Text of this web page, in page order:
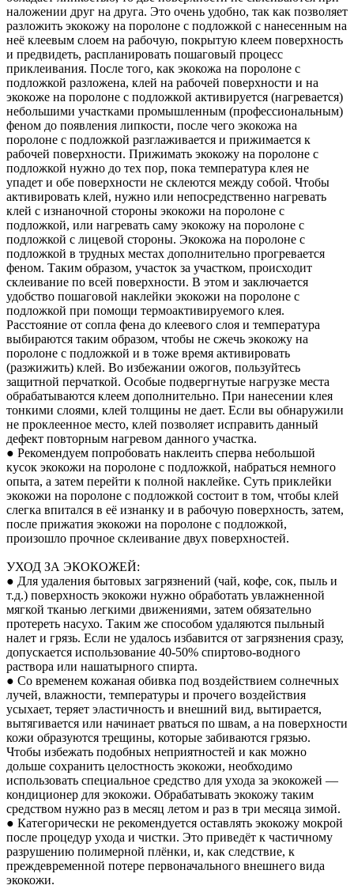
наложении друг на друга. Это очень удобно, так как позволяет
разложить экокожу на поролоне с подложкой с нанесенным на
неё клеевым слоем на рабочую, покрытую клеем поверхность
и предвидеть, распланировать пошаговый процесс
приклеивания. После того, как экокожа на поролоне с
подложкой разложена, клей на рабочей поверхности и на
экокоже на поролоне с подложкой активируется (нагревается)
небольшими участками промышленным (профессиональным)
феном до появления липкости, после чего экокожа на
поролоне с подложкой разглаживается и прижимается к
рабочей поверхности. Прижимать экокожу на поролоне с
подложкой нужно до тех пор, пока температура клея не
упадет и обе поверхности не склеются между собой. Чтобы
активировать клей, нужно или непосредственно нагревать
клей с изнаночной стороны экокожи на поролоне с
подложкой, или нагревать саму экокожу на поролоне с
подложкой с лицевой стороны. Экокожа на поролоне с
подложкой в трудных местах дополнительно прогревается
феном. Таким образом, участок за участком, происходит
склеивание по всей поверхности. В этом и заключается
удобство пошаговой наклейки экокожи на поролоне с
подложкой при помощи термоактивируемого клея.
Расстояние от сопла фена до клеевого слоя и температура
выбираются таким образом, чтобы не сжечь экокожу на
поролоне с подложкой и в тоже время активировать
(разжижить) клей. Во избежании ожогов, пользуйтесь
защитной перчаткой. Особые подвергнутые нагрузке места
обрабатываются клеем дополнительно. При нанесении клея
тонкими слоями, клей толщины не дает. Если вы обнаружили
не проклеенное место, клей позволяет исправить данный
дефект повторным нагревом данного участка.
● Рекомендуем попробовать наклеить сперва небольшой
кусок экокожи на поролоне с подложкой, набраться немного
опыта, а затем перейти к полной наклейке. Суть приклейки
экокожи на поролоне с подложкой состоит в том, чтобы клей
слегка впитался в её изнанку и в рабочую поверхность, затем,
после прижатия экокожи на поролоне с подложкой,
произошло прочное склеивание двух поверхностей.
УХОД ЗА ЭКОКОЖЕЙ:
● Для удаления бытовых загрязнений (чай, кофе, сок, пыль и
т.д.) поверхность экокожи нужно обработать увлажненной
мягкой тканью легкими движениями, затем обязательно
протереть насухо. Таким же способом удаляются пыльный
налет и грязь. Если не удалось избавится от загрязнения сразу,
допускается использование 40-50% спиртово-водного
раствора или нашатырного спирта.
● Со временем кожаная обивка под воздействием солнечных
лучей, влажности, температуры и прочего воздействия
усыхает, теряет эластичность и внешний вид, вытирается,
вытягивается или начинает рваться по швам, а на поверхности
кожи образуются трещины, которые забиваются грязью.
Чтобы избежать подобных неприятностей и как можно
дольше сохранить целостность экокожи, необходимо
использовать специальное средство для ухода за экокожей —
кондиционер для экокожи. Обрабатывать экокожу таким
средством нужно раз в месяц летом и раз в три месяца зимой.
● Категорически не рекомендуется оставлять экокожу мокрой
после процедур ухода и чистки. Это приведёт к частичному
разрушению полимерной плёнки, и, как следствие, к
преждевременной потере первоначального внешнего вида
экокожи.